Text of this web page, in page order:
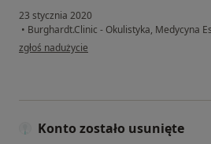
23 stycznia 2020
• Burghardt.Clinic - Okulistyka, Medycyna
w opinii użytkownika Konto zostało usunięte
zgłoś nadużycie
Konto zostało usunięte